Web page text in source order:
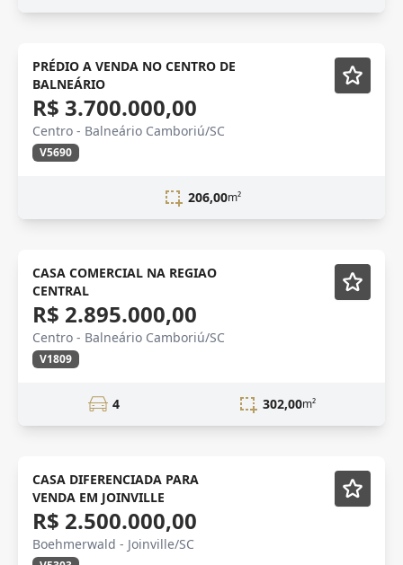
VENDA
PRÉDIO A VENDA NO CENTRO DE
BALNEÁRIO
R$ 3.700.000,00
Centro - Balneário Camboriú/SC
V5690
206,00m²
Semi-mobiliado
CASA COMERCIAL NA REGIAO
CENTRAL
R$ 2.895.000,00
Centro - Balneário Camboriú/SC
V1809
4 302,00m²
VENDA
CASA DIFERENCIADA PARA
VENDA EM JOINVILLE
R$ 2.500.000,00
Boehmerwald - Joinville/SC